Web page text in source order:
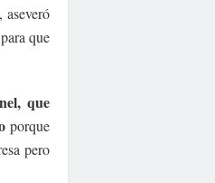
aseveró
que
que
porque
pero